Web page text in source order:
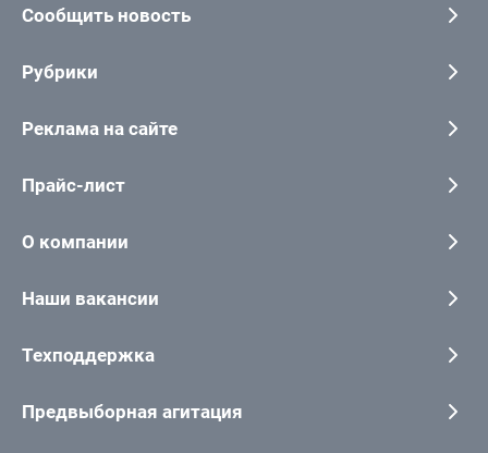
Сообщить новость
Рубрики
Реклама на сайте
Прайс-лист
О компании
Наши вакансии
Техподдержка
Предвыборная агитация